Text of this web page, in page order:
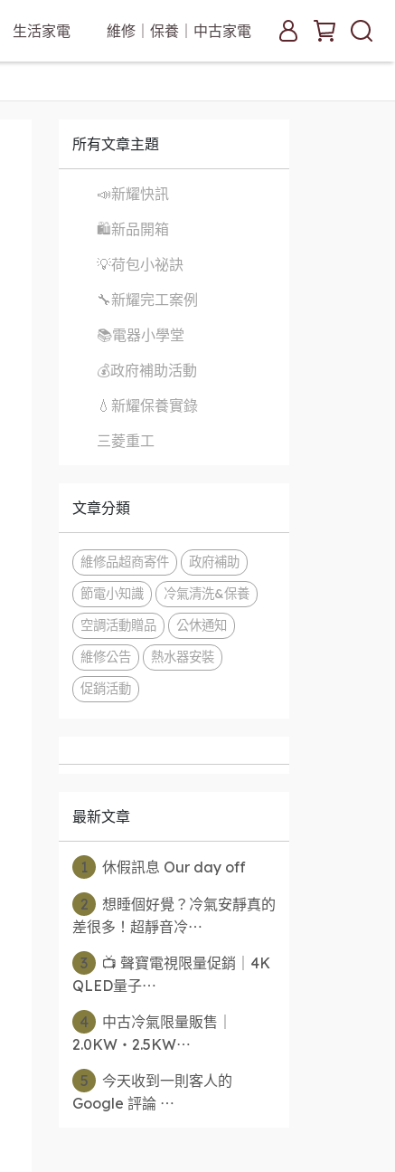
生活家電 維修｜保養｜中古家電
所有文章主題
📣新耀快訊
🛍新品開箱
💡荷包小祕訣
🔧新耀完工案例
📚電器小學堂
💰政府補助活動
💧新耀保養實錄
三菱重工
文章分類
維修品超商寄件
政府補助
節電小知識
冷氣清洗&保養
空調活動贈品
公休通知
維修公告
熱水器安裝
促銷活動
最新文章
1 休假訊息 Our day off
2
想睡個好覺？冷氣安靜真的
差很多！超靜音冷⋯
3
📺 聲寶電視限量促銷｜4K
QLED量子⋯
4
中古冷氣限量販售｜
2.0KW・2.5KW⋯
5
今天收到一則客人的
Google 評論 ⋯